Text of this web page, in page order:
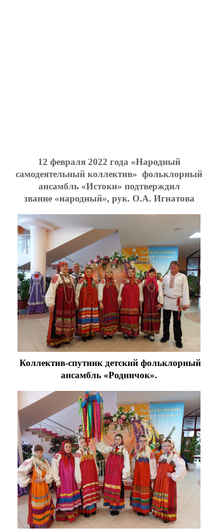
12 февраля 2022 года «Народный
самодеятельный коллектив» фольклорный
ансамбль «Истоки» подтверждил
звание «народный», рук. О.А. Игнатова
Коллектив-спутник детский фольклорный
ансамбль «Родничок».